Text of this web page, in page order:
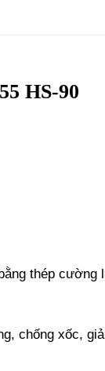
HS-90
thép cường
chống xốc,